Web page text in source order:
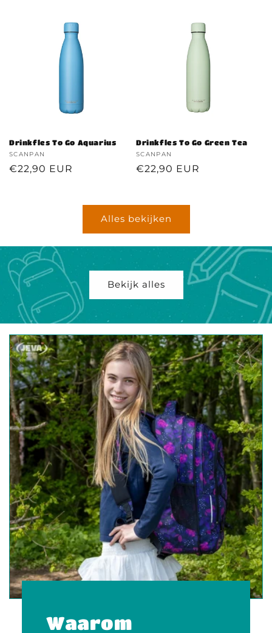
Drinkfles To Go Aquarius
Verkoper:
SCANPAN
Normale
€22,90 EUR
Drinkfles To Go Green Tea
Verkoper:
SCANPAN
Normale
€22,90 EUR
Alles bekijken
Bekijk alles
Waarom